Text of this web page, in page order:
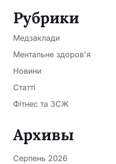
Рубрики
Медзаклади
Ментальне здоров'я
Новини
Статті
Фітнес та ЗСЖ
Архивы
Серпень 2026